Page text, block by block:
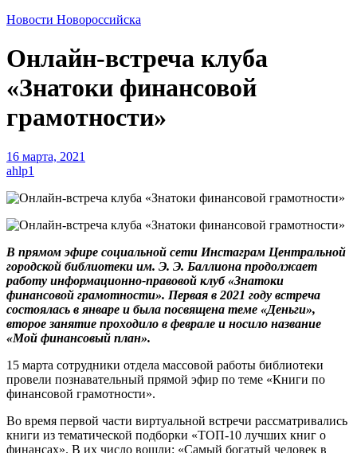
Новости Новороссийска
Онлайн-встреча клуба
«Знатоки финансовой
грамотности»
16 марта, 2021
ahlp1
В прямом эфире социальной сети Инстаграм Центральной
городской библиотеки им. Э. Э. Баллиона продолжает
работу информационно-правовой клуб «Знатоки
финансовой грамотности». Первая в 2021 году встреча
состоялась в январе и была посвящена теме «Деньги»,
второе занятие проходило в феврале и носило название
«Мой финансовый план».
15 марта сотрудники отдела массовой работы библиотеки
провели познавательный прямой эфир по теме «Книги по
финансовой грамотности».
Во время первой части виртуальной встречи рассматривались
книги из тематической подборки «ТОП-10 лучших книг о
финансах». В их число вошли: «Самый богатый человек в